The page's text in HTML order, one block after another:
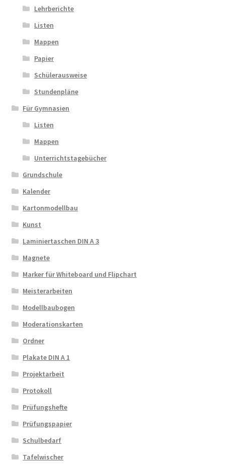
Lehrberichte
Listen
Mappen
Papier
Schülerausweise
Stundenpläne
Für Gymnasien
Listen
Mappen
Unterrichtstagebücher
Grundschule
Kalender
Kartonmodellbau
Kunst
Laminiertaschen DIN A 3
Magnete
Marker für Whiteboard und Flipchart
Meisterarbeiten
Modellbaubogen
Moderationskarten
Ordner
Plakate DIN A 1
Projektarbeit
Protokoll
Prüfungshefte
Prüfungspapier
Schulbedarf
Tafelwischer